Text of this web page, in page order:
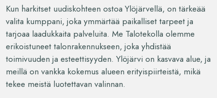
Kun harkitset uudiskohteen ostoa Ylöjärvellä, on tärkeää
valita kumppani, joka ymmärtää paikalliset tarpeet ja
tarjoaa laadukkaita palveluita. Me Talotekolla olemme
erikoistuneet talonrakennukseen, joka yhdistää
toimivuuden ja esteettisyyden. Ylöjärvi on kasvava alue, ja
meillä on vankka kokemus alueen erityispiirteistä, mikä
tekee meistä luotettavan valinnan.